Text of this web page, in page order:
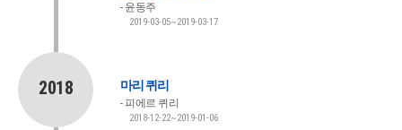
윤동주
2019-03-05~2019-03-17
2018 마리 퀴리
피에르 퀴리
2018-12-22~2019-01-06